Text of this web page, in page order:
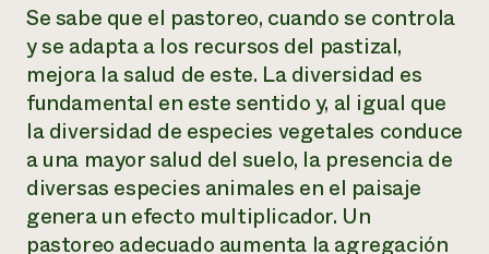
Se sabe que el pastoreo, cuando se controla
y se adapta a los recursos del pastizal,
mejora la salud de este. La diversidad es
fundamental en este sentido y, al igual que
la diversidad de especies vegetales conduce
a una mayor salud del suelo, la presencia de
diversas especies animales en el paisaje
genera un efecto multiplicador. Un
pastoreo adecuado aumenta la agregación